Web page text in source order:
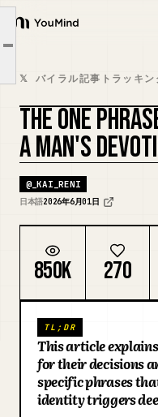
YouMind
概要
ユースケース
スキル
プロンプト
料金
ダウンロード
ブログ
これを知ってる女性と知らない
𝕏 バイラル記事トラッキン
THE ONE
A MAN'S
@_KAI_RENI
日本語2026年6月01日
850K 270
TL;DR
This article
for their decisions
specific phrases
identity triggers